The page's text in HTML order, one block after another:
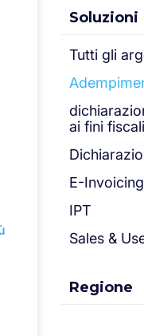
Soluzioni
Tutti gli
ai fini fiscali
E-
IPT
Sales &
Regione